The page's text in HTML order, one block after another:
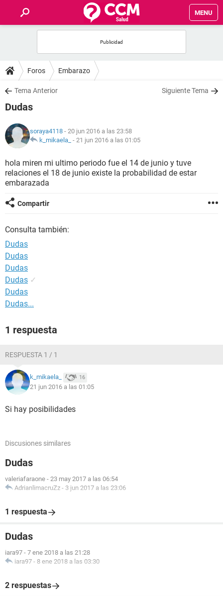
MENU
FOROS
SALUD
NUTRICIÓN
BIENESTAR
Foros Embarazo
Tema Anterior Siguiente Tema
Dudas
soraya4118 - 20 jun 2016 a las 23:58
k_mikaela_ - 21 jun 2016 a las 01:05
hola miren mi ultimo periodo fue el 14 de junio y tuve
relaciones el 18 de junio existe la probabilidad de estar
embarazada
Compartir
Consulta también:
Dudas
Dudas
Dudas
Dudas ✓
Dudas
Dudas...
1 respuesta
RESPUESTA 1 / 1
k_mikaela_ 16
21 jun 2016 a las 01:05
Si hay posibilidades
Discusiones similares
Dudas
valeriafaraone - 23 may 2017 a las 06:54
AdrianlimacruZz - 3 jun 2017 a las 23:06
1 respuesta
Dudas
iara97 - 7 ene 2018 a las 21:28
iara97 - 8 ene 2018 a las 03:30
2 respuestas